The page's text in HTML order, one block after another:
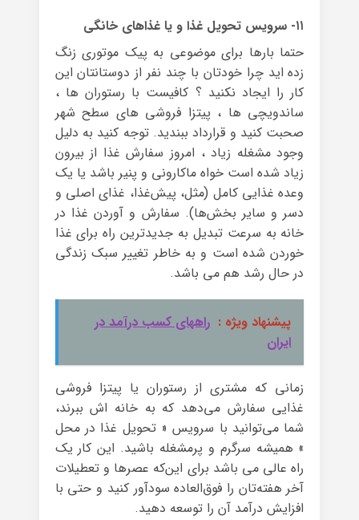
۱۱- سرویس تحویل غذا و یا غذاهای خانگی
حتما بارها برای موضوعی به پیک موتوری زنگ
زده اید چرا خودتان با چند نفر از دوستانتان این
کار را ایجاد نکنید ؟ کافیست با رستوران ها ،
ساندویچی ها ، پیتزا فروشی های سطح شهر
صحبت کنید و قرارداد ببندید. توجه کنید به دلیل
وجود مشغله زیاد ، امروز سفارش غذا از بیرون
زیاد شده است خواه ماکارونی و پنیر باشد یا یک
وعده‌ غذایی کامل (مثل، پیش‌غذا، غذای اصلی و
دسر و سایر بخش‌ها). سفارش و آوردن غذا در
خانه به سرعت تبدیل به جدیدترین راه برای غذا
خوردن شده است و به خاطر تغییر سبک زندگی
در حال رشد هم می باشد.
پیشنهاد ویژه : راههای کسب درآمد در
ایران
زمانی که مشتری از رستوران یا پیتزا فروشی
غذایی سفارش می‌دهد که به خانه اش ببرند،
شما می‌توانید با سرویس « تحویل غذا در محل
» همیشه سرگرم و پرمشغله باشید. این کار یک
راه عالی می باشد برای این‌که عصرها و تعطیلات
آخر هفته‌تان را فوق‌العاده سودآور کنید و حتی با
افزایش درآمد آن را توسعه دهید.